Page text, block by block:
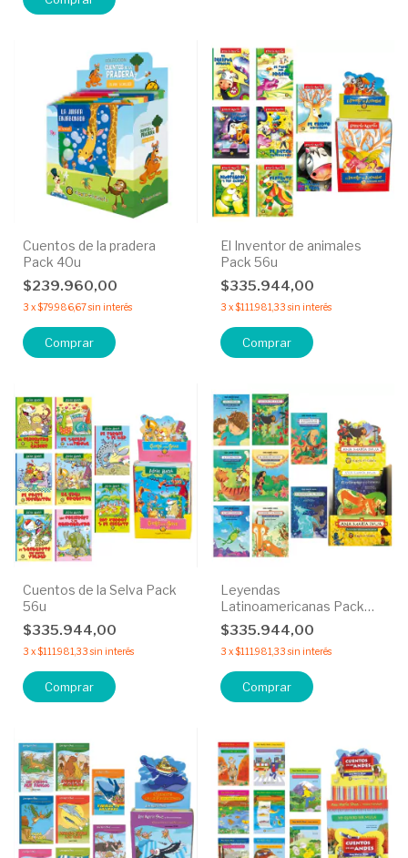
Cuentos de la pradera
Pack 40u
$239.960,00
3 x$79.986,67sin interés
El Inventor de animales
Pack 56u
$335.944,00
3 x$111.981,33 sin interés
Cuentos de la Selva Pack
56u
$335.944,00
3 x$111.981,33 sin interés
Leyendas
Latinoamericanas Pack
56u
$335.944,00
3 x$111.981,33 sin interés